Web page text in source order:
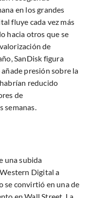
en los grandes
fluye cada vez más
hacia otros que se
de
SanDisk figura
presión sobre la
reducido
de
una subida
Digital a
se convirtió en una de
en Wall Street. La